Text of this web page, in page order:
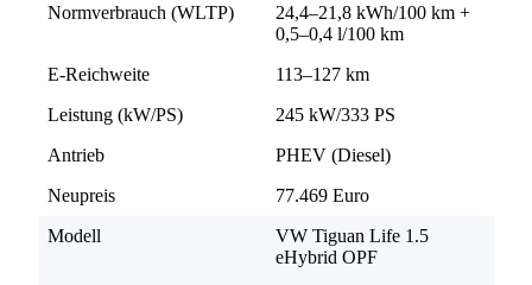
Normverbrauch (WLTP)
24,4–21,8 kWh/100 km +
0,5–0,4 l/100 km
E-Reichweite
113–127 km
Leistung (kW/PS)
245 kW/333 PS
Antrieb
PHEV (Diesel)
Neupreis
77.469 Euro
Modell
VW Tiguan Life 1.5
eHybrid OPF